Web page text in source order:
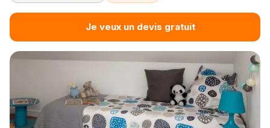
Je veux un devis gratuit